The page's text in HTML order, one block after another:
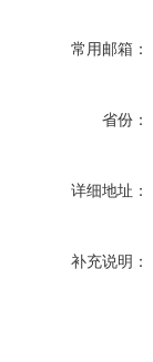
常用邮箱：
省份：
详细地址：
补充说明：